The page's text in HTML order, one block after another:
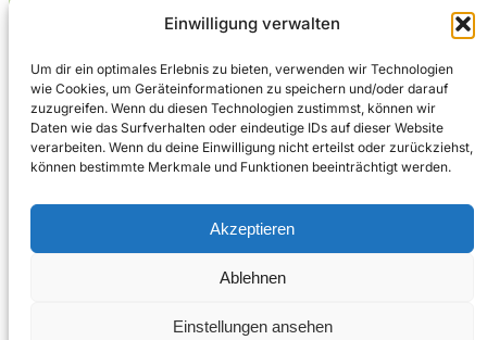
Einwilligung verwalten
Um dir ein optimales Erlebnis zu bieten, verwenden wir Technologien
wie Cookies, um Geräteinformationen zu speichern und/oder darauf
zuzugreifen. Wenn du diesen Technologien zustimmst, können wir
Daten wie das Surfverhalten oder eindeutige IDs auf dieser Website
verarbeiten. Wenn du deine Einwilligung nicht erteilst oder zurückziehst,
können bestimmte Merkmale und Funktionen beeinträchtigt werden.
Akzeptieren
Ablehnen
Einstellungen ansehen
Leckerlife
Lecker essen – gesund leben.
Kontakt
Copyright © 2026 Designed by